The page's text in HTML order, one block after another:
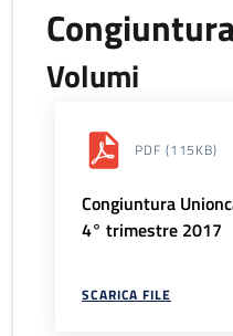
Volumi
PDF (115KB)
Congiuntura
4° trimestre 2017
SCARICA FILE